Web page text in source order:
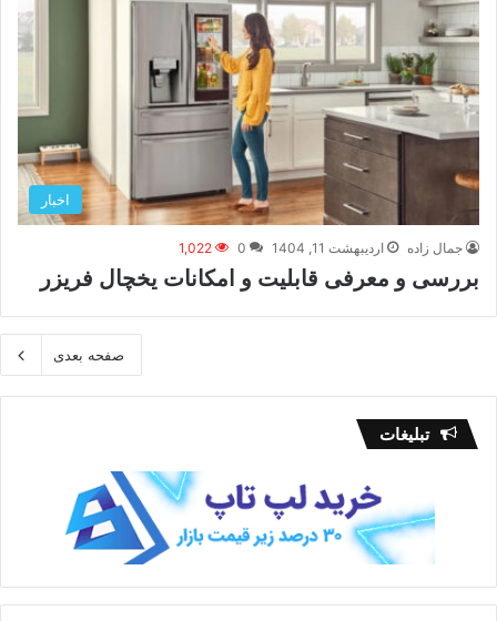
اخبار
جمال زاده اردیبهشت 11, 1404 0
1,022
بررسی و معرفی قابلیت و امکانات یخچال فریزر
صفحه بعدی
تبلیغات